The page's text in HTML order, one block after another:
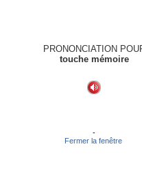
PRONONCIATION
touche mémoire
-
Fermer la fenêtre